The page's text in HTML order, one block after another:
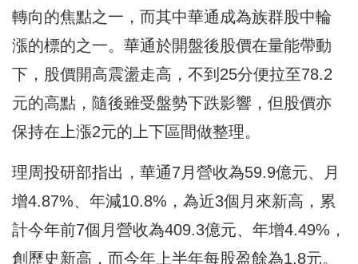
轉向的焦點之一，而其中華通成為族群股中輪
漲的標的之一。華通於開盤後股價在量能帶動
下，股價開高震盪走高，不到25分便拉至78.2
元的高點，隨後雖受盤勢下跌影響，但股價亦
保持在上漲2元的上下區間做整理。
理周投研部指出，華通7月營收為59.9億元、月
增4.87%、年減10.8%，為近3個月來新高，累
計今年前7個月營收為409.3億元、年增4.49%，
創歷史新高，而今年上半年每股盈餘為1.8元。